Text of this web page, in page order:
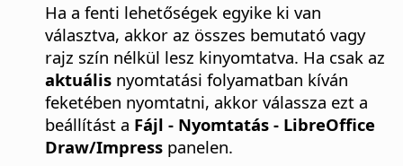
Ha a fenti lehetőségek egyike ki van
választva, akkor az összes bemutató vagy
rajz szín nélkül lesz kinyomtatva. Ha csak az
aktuális nyomtatási folyamatban kíván
feketében nyomtatni, akkor válassza ezt a
beállítást a Fájl - Nyomtatás - LibreOffice
Draw/Impress panelen.